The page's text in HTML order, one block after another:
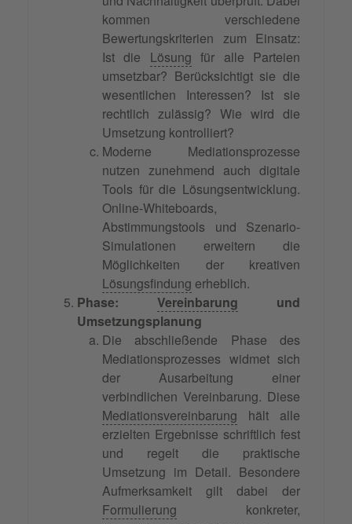
kommen verschiedene
Bewertungskriterien zum Einsatz:
Ist die Lösung für alle Parteien
umsetzbar? Berücksichtigt sie die
wesentlichen Interessen? Ist sie
rechtlich zulässig? Wie wird die
Umsetzung kontrolliert?
Moderne Mediationsprozesse
nutzen zunehmend auch digitale
Tools für die Lösungsentwicklung.
Online-Whiteboards,
Abstimmungstools und Szenario-
Simulationen erweitern die
Möglichkeiten der kreativen
Lösungsfindung erheblich.
Phase: Vereinbarung und
Umsetzungsplanung
Die abschließende Phase des
Mediationsprozesses widmet sich
der Ausarbeitung einer
verbindlichen Vereinbarung. Diese
Mediationsvereinbarung hält alle
erzielten Ergebnisse schriftlich fest
und regelt die praktische
Umsetzung im Detail. Besondere
Aufmerksamkeit gilt dabei der
Formulierung konkreter,